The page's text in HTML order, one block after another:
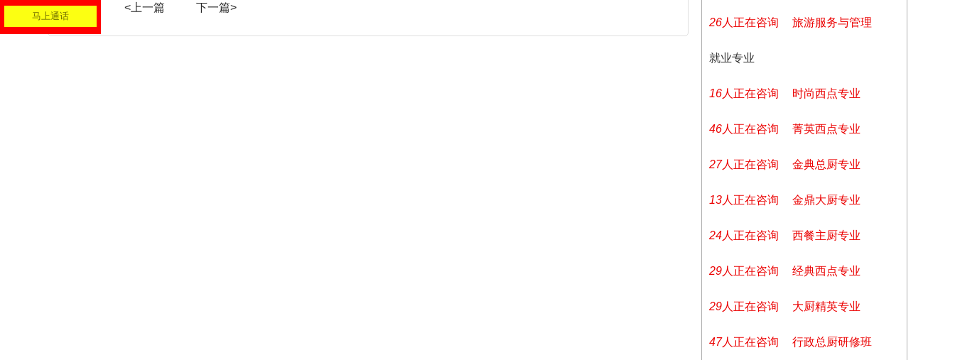
<上一篇 下一篇>
26人正在咨询 旅游服务与管理
就业专业
16人正在咨询 时尚西点专业
46人正在咨询 菁英西点专业
27人正在咨询 金典总厨专业
13人正在咨询 金鼎大厨专业
24人正在咨询 西餐主厨专业
29人正在咨询 经典西点专业
29人正在咨询 大厨精英专业
47人正在咨询 行政总厨研修班